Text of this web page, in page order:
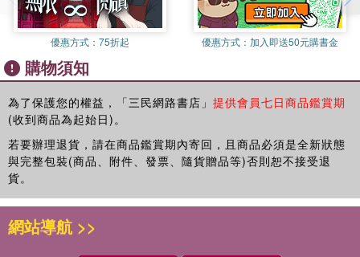
心想送天堂
失去了孤獨
誰把誰渡
心 幻
自然風味
悄悄話
暢想的詩行
眉目之間由心轉
愛將心碰碎
留 戀
優惠方式： 75折起 優惠方式： 加入即送50元購書金
購物須知
為了保護您的權益，「三民網路書店」 提供會員七日商品鑑賞期
(收到商品為起始日)。
若要辦理退貨，請在商品鑑賞期內寄回，且商品必須是全新狀態
與完整包裝(商品、附件、發票、隨貨贈品等)否則恕不接受退
貨。
網站導航 >>